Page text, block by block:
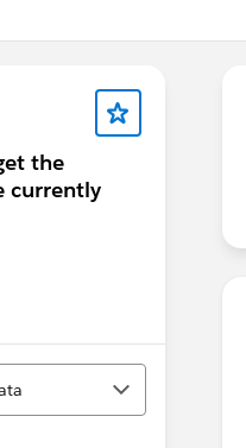
the
currently